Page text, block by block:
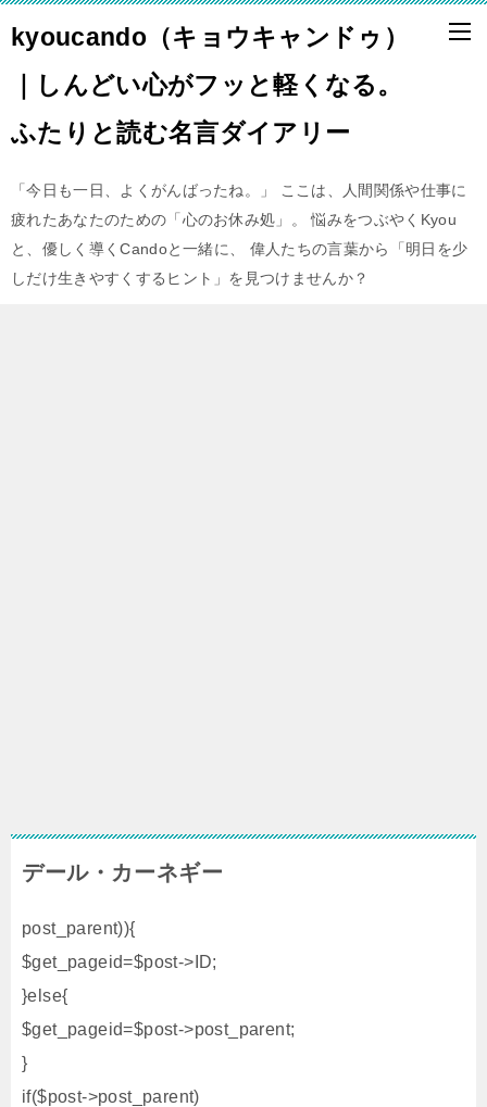
kyoucando（キョウキャンドゥ）
｜しんどい心がフッと軽くなる。
ふたりと読む名言ダイアリー
「今日も一日、よくがんばったね。」 ここは、人間関係や仕事に
疲れたあなたのための「心のお休み処」。 悩みをつぶやくKyou
と、優しく導くCandoと一緒に、 偉人たちの言葉から「明日を少
しだけ生きやすくするヒント」を見つけませんか？
デール・カーネギー
post_parent)){
$get_pageid=$post->ID;
}else{
$get_pageid=$post->post_parent;
}
if($post->post_parent)